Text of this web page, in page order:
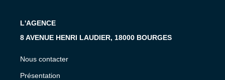
L'AGENCE
8 AVENUE HENRI LAUDIER, 18000 BOURGES
Nous contacter
Présentation